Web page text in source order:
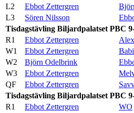
L2
Ebbot Zettergren
L3
Sören Nilsson
Tisdagstävling Biljardpalatset PBC
R1
Ebbot Zettergren
W1
Ebbot Zettergren
W2
Björn Odelbrink
W3
Ebbot Zettergren
QF
Ebbot Zettergren
Tisdagstävling Biljardpalatset PBC
R1
Ebbot Zettergren WO